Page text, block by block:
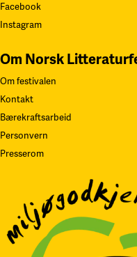
Facebook
Instagram
Om Norsk
Om festivalen
Kontakt
Bærekraftsarbeid
Personvern
Presserom